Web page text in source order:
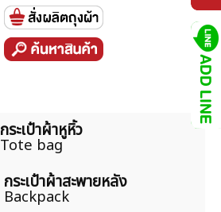
กระเป๋าผ้าหูหิ้ว
Tote bag
กระเป๋าผ้าสะพายหลัง
Backpack